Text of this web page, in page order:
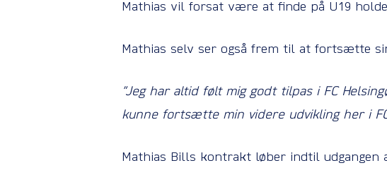
Mathias vil forsat være at finde på U19
Mathias selv ser også frem til at fortsætte
”Jeg har altid følt mig godt tilpas i FC
kunne fortsætte min videre udvikling her i FC
Mathias Bills kontrakt løber indtil udgangen